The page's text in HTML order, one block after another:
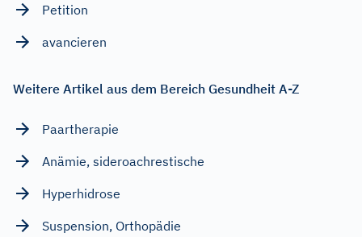
Petition
avancieren
Weitere Artikel aus dem Bereich Gesundheit A-Z
Paartherapie
Anämie, sideroachrestische
Hyperhidrose
Suspension, Orthopädie